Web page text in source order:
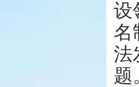
设
名
法
题